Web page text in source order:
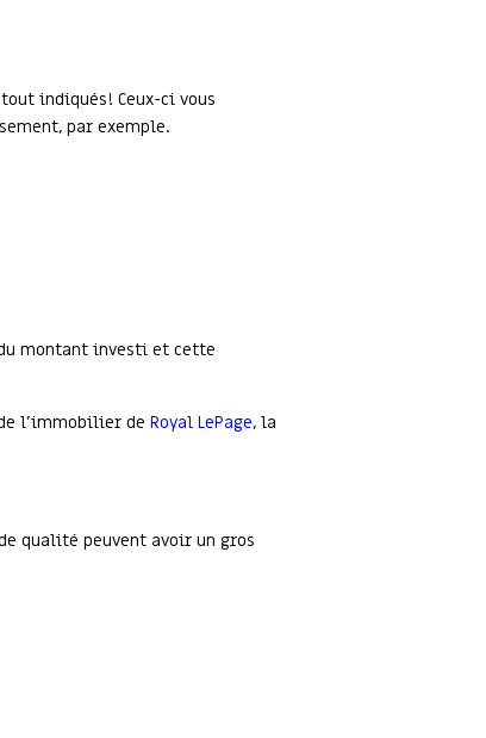
indiqués! Ceux-ci vous
par exemple.
montant investi et cette
l’immobilier de Royal LePage, la
qualité peuvent avoir un gros